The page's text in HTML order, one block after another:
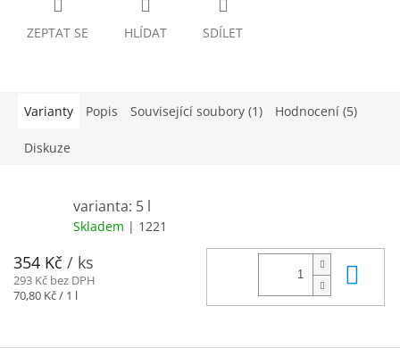
ZEPTAT SE HLÍDAT SDÍLET
Varianty Popis Související soubory (1) Hodnocení (5)
Diskuze
varianta: 5 l
Skladem | 1221
354 Kč / ks
293 Kč bez DPH
Měrná
70,80 Kč / 1 l
Z